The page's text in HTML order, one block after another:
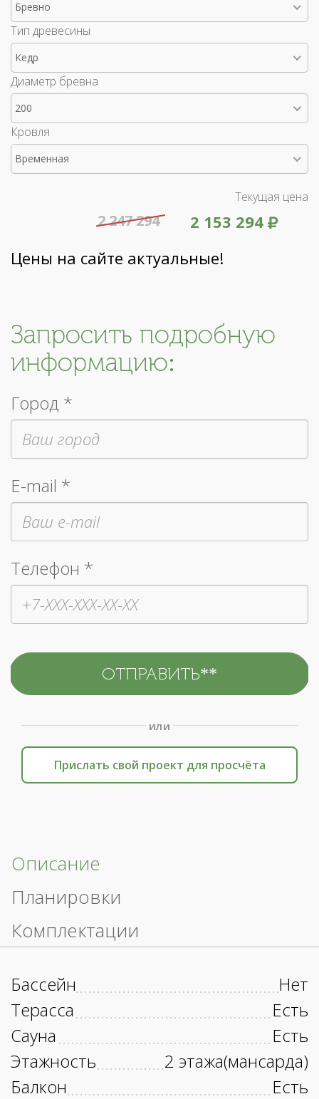
Бревно
Тип древесины
Кедр
Диаметр бревна
200
Кровля
Временная
Текущая цена
2 153 294
2 247 294
Цены на сайте актуальные!
Запросить подробную
информацию:
Город *
E-mail *
Телефон *
или
Прислать свой проект для просчёта
Описание
Планировки
Комплектации
Бассейн
Нет
Терасса
Есть
Сауна
Есть
Этажность
2 этажа(мансарда)
Балкон
Есть